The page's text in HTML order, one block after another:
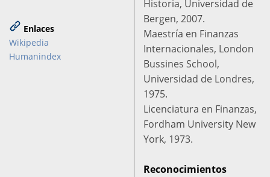
Enlaces
Wikipedia
Humanindex
Historia, Universidad de
Bergen, 2007.
Maestría en Finanzas
Internacionales, London
Bussines School,
Universidad de Londres,
1975.
Licenciatura en Finanzas,
Fordham University New
York, 1973.
Reconocimientos